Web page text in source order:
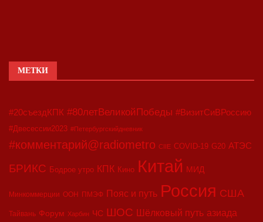
МЕТКИ
#20съездКПК #80летВеликойПобеды #ВизитСиВРоссию
#Двесессии2023 #Петербургскийдневник
#комментарий@radiometro CIIE COVID-19 G20 АТЭС
БРИКС Бодрое утро КПК Кино Китай МИД
Минкоммерции ООН ПМЭФ Пояс и путь Россия США
Тайвань Форум Харбин ЧС ШОС Шёлковый путь азиада